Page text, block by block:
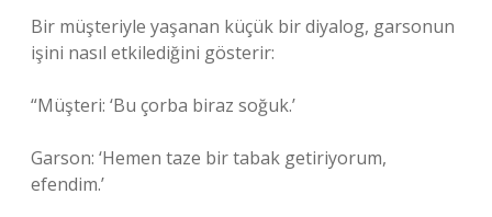
Bir müşteriyle yaşanan küçük bir diyalog, garsonun
işini nasıl etkilediğini gösterir:
“Müşteri: ‘Bu çorba biraz soğuk.’
Garson: ‘Hemen taze bir tabak getiriyorum,
efendim.’